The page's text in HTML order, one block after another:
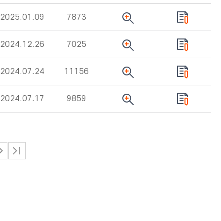
2025.01.09 7873
2024.12.26 7025
2024.07.24 11156
2024.07.17 9859